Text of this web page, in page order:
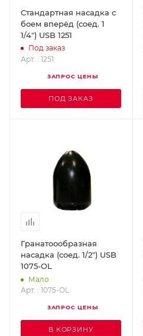
Стандартная насадка с
боем вперёд (соед. 1
1/4") USB 1251
Под заказ
Арт. : 1251
ЗАПРОС ЦЕНЫ
ПОД ЗАКАЗ
Гранатоообразная
насадка (соед. 1/2") USB
1075-OL
Мало
Арт. : 1075-OL
ЗАПРОС ЦЕНЫ
В КОРЗИНУ